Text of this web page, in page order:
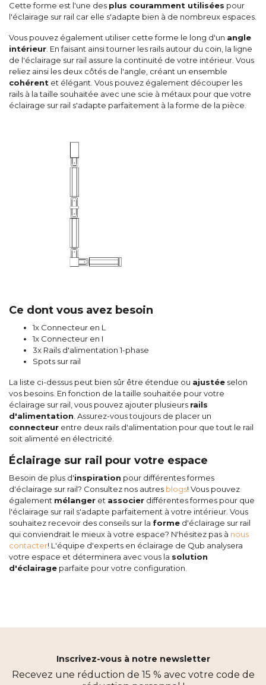
Cette forme est l'une des plus couramment utilisées pour
l'éclairage sur rail car elle s'adapte bien à de nombreux espaces.
Vous pouvez également utiliser cette forme le long d'un angle
intérieur . En faisant ainsi tourner les rails autour du coin, la ligne
de l'éclairage sur rail assure la continuité de votre intérieur. Vous
reliez ainsi les deux côtés de l'angle, créant un ensemble
cohérent et élégant. Vous pouvez également découper les
rails à la taille souhaitée avec une scie à métaux pour que votre
éclairage sur rail s'adapte parfaitement à la forme de la pièce.
Ce dont vous avez besoin
1x Connecteur en L
1x Connecteur en I
3x Rails d'alimentation 1-phase
Spots sur rail
La liste ci-dessus peut bien sûr être étendue ou ajustée selon
vos besoins. En fonction de la taille souhaitée pour votre
éclairage sur rail, vous pouvez ajouter plusieurs rails
d'alimentation . Assurez-vous toujours de placer un
connecteur entre deux rails d'alimentation pour que tout le rail
soit alimenté en électricité.
Éclairage sur rail pour votre espace
Besoin de plus d'inspiration pour différentes formes
d'éclairage sur rail? Consultez nos autres blogs! Vous pouvez
également mélanger et associer différentes formes pour que
l'éclairage sur rail s'adapte parfaitement à votre intérieur. Vous
souhaitez recevoir des conseils sur la forme d'éclairage sur rail
qui conviendrait le mieux à votre espace? N'hésitez pas à nous
contacter! L'équipe d'experts en éclairage de Qub analysera
votre espace et déterminera avec vous la solution
d'éclairage parfaite pour votre configuration.
Inscrivez-vous à notre newsletter
Recevez une réduction de 15 % avec votre code de